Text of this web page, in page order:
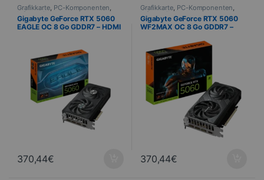
Grafikkarte, PC-Komponenten,
Informatik
Gigabyte GeForce RTX 5060
EAGLE OC 8 Go GDDR7 – HDMI
370,44€
Grafikkarte, PC-Komponenten,
Informatik
Gigabyte GeForce RTX 5060
WF2MAX OC 8 Go GDDR7 –
370,44€